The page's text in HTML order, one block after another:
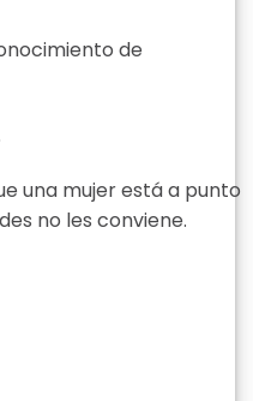
de
una mujer está a punto
no les conviene.